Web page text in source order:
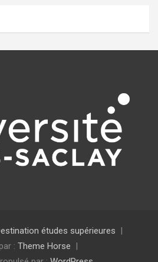
études supérieures
: Theme Horse